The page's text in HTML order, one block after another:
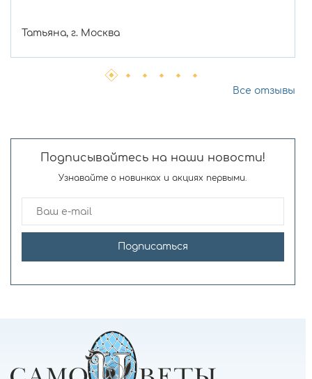
Татьяна, г. Москва
Все отзывы
Подписывайтесь на наши новости!
Узнавайте о новинках и акциях первыми.
Подписаться